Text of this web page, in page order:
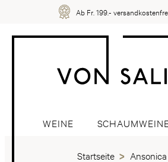
Ab Fr. 199.-
WEINE
Startseite Ansonica